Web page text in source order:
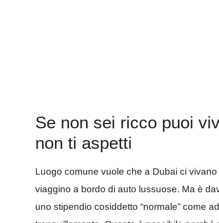
Se non sei ricco puoi
non ti aspetti
Luogo comune vuole che a Dubai ci
viaggino a bordo di auto lussuose. Ma è
uno stipendio cosiddetto “normale” come